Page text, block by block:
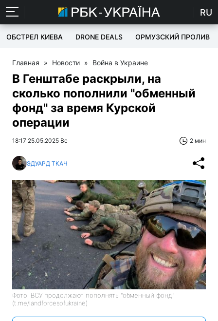
RU
ОБСТРЕЛ КИЕВА DRONE DEALS ОРМУЗСКИЙ ПРОЛИВ
Главная » Новости » Война в Украине
В Генштабе раскрыли, на
сколько пополнили "обменный
фонд" за время Курской
операции
18:17 25.05.2025 Вс 2 мин
ЭДУАРД ТКАЧ
Фото: ВСУ продолжают пополнять "обменный фонд"
(t.me/landforcesofukraine)